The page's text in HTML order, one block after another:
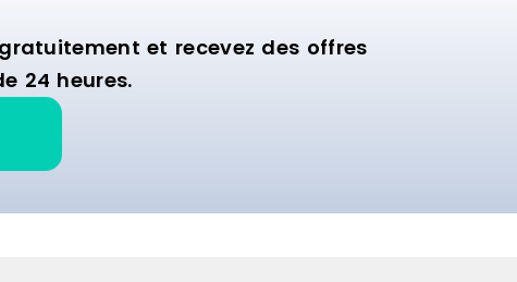
et recevez des offres
24 heures.